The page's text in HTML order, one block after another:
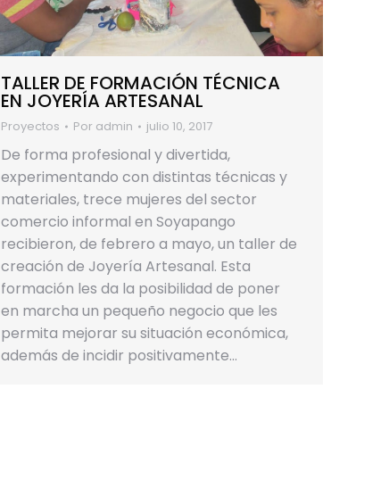
TALLER DE FORMACIÓN TÉCNICA
EN JOYERÍA ARTESANAL
Proyectos Por admin julio 10, 2017
De forma profesional y divertida,
experimentando con distintas técnicas y
materiales, trece mujeres del sector
comercio informal en Soyapango
recibieron, de febrero a mayo, un taller de
creación de Joyería Artesanal. Esta
formación les da la posibilidad de poner
en marcha un pequeño negocio que les
permita mejorar su situación económica,
además de incidir positivamente…